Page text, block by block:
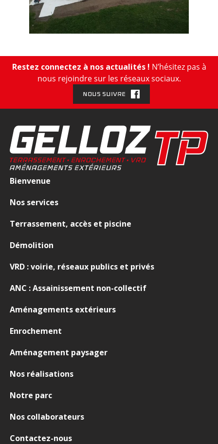
Restez connectez à nos actualités ! N’hésitez pas à
nous rejoindre sur les réseaux sociaux.
NOUS SUIVRE
Bienvenue
Nos services
Terrassement, accès et piscine
Démolition
VRD : voirie, réseaux publics et privés
ANC : Assainissement non-collectif
Aménagements extérieurs
Enrochement
Aménagement paysager
Nos réalisations
Notre parc
Nos collaborateurs
Contactez-nous